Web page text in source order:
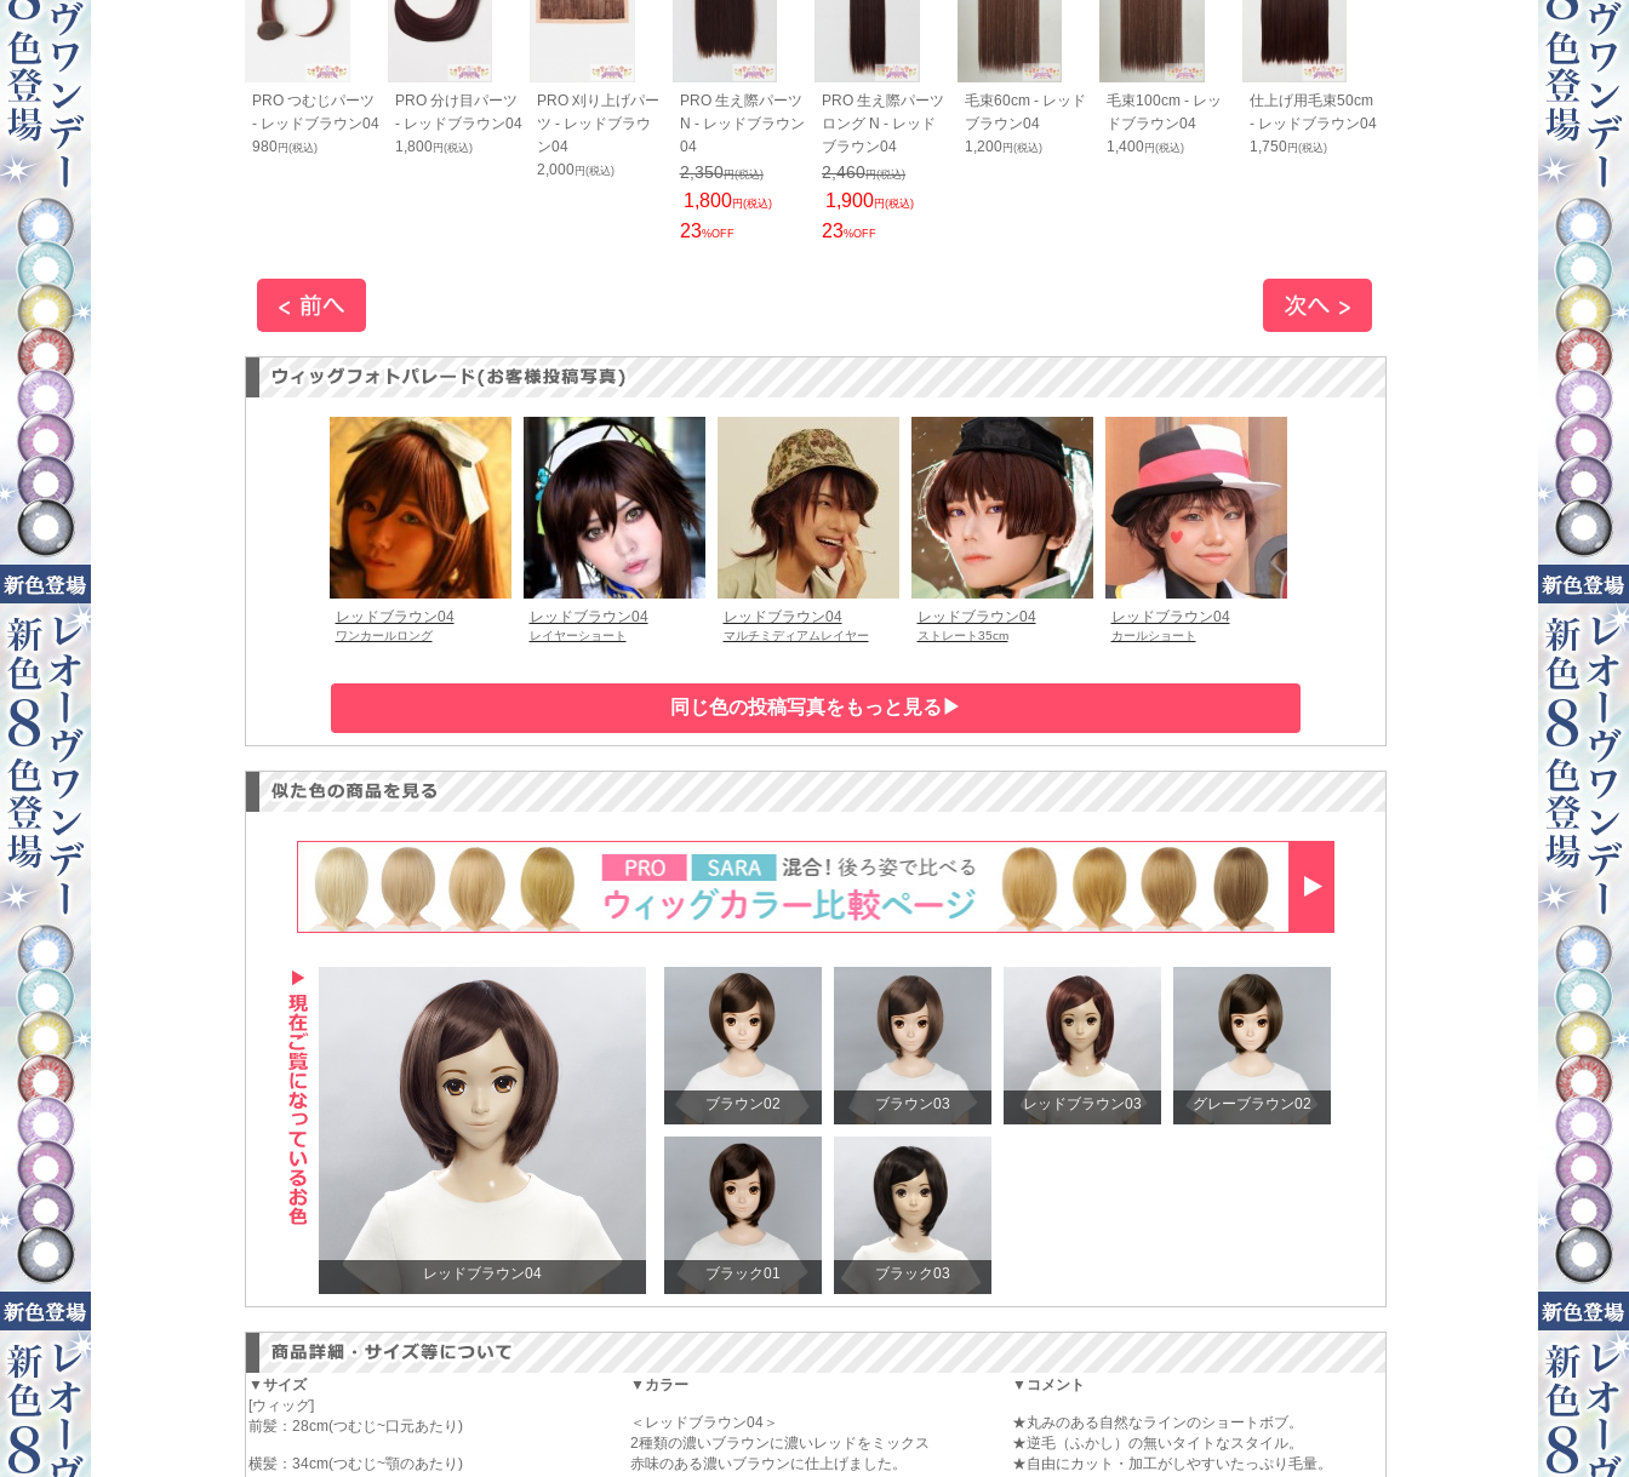
80cm - レッ
ウン04
PRO つむじパーツ
- レッドブラウン04
980円(税込)
PRO 分け目パーツ
- レッドブラウン04
1,800円(税込)
PRO 刈り上げパー
ツ - レッドブラウ
ン04
2,000円(税込)
PRO 生え際パーツ
N - レッドブラウン
04
2,350円(税込)
1,800円(税込)
23%OFF
PRO 生え際パーツ
ロング N - レッド
ブラウン04
2,460円(税込)
1,900円(税込)
23%OFF
毛束60cm - レッド
ブラウン04
1,200円(税込)
毛束100cm - レッ
ドブラウン04
1,400円(税込)
仕上げ用毛束50cm
- レッドブラウン04
1,750円(税込)
バンス40cm -
ドブラウン04
1,800 円(税込)
レッドブラウン04
ワンカールロング
レッドブラウン04
レイヤーショート
レッドブラウン04
マルチミディアムレイヤー
レッドブラウン04
ストレート35cm
レッドブラウン04
カールショート
レッドブラウン04
ブラウン02 ブラウン03 レッドブラウン03 グレーブラウン02
ブラック01 ブラック03
▼サイズ
[ウィッグ]
前髪：28cm(つむじ~口元あたり)
横髪：34cm(つむじ~顎のあたり)
▼カラー
＜レッドブラウン04＞
2種類の濃いブラウンに濃いレッドをミックス
赤味のある濃いブラウンに仕上げました。
▼コメント
★丸みのある自然なラインのショートボブ。
★逆毛（ふかし）の無いタイトなスタイル。
★自由にカット・加工がしやすいたっぷり毛量。